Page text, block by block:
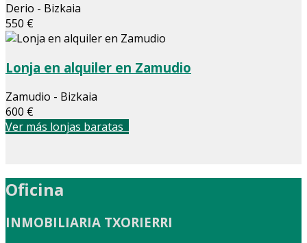
Derio - Bizkaia
550 €
Lonja en alquiler en Zamudio
Zamudio - Bizkaia
600 €
Ver más lonjas baratas
Oficina
INMOBILIARIA TXORIERRI